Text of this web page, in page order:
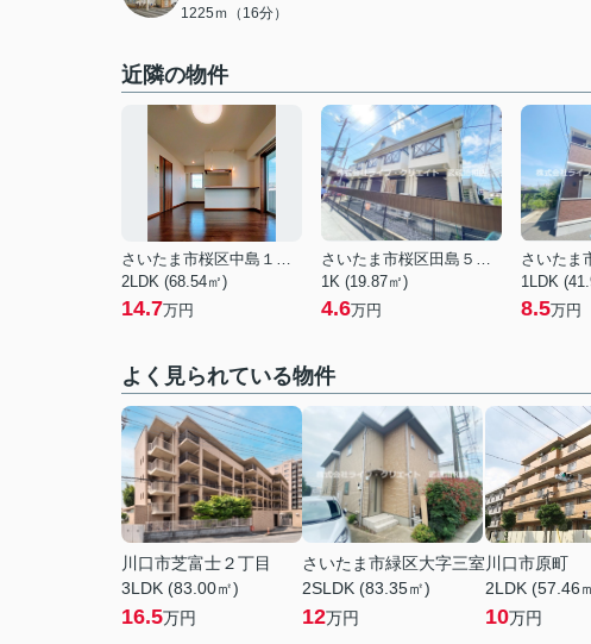
1225ｍ（16分）
近隣の物件
2LDK (68.54㎡)
14.7万円
1K (19.87㎡)
4.6万円
1LDK
8.5万円
よく見られている物件
川口市芝富士２丁目
3LDK (83.00㎡)
16.5万円
さいたま市緑区大字三室
2SLDK (83.35㎡)
12万円
川口市原町
2LDK (57.46
10万円